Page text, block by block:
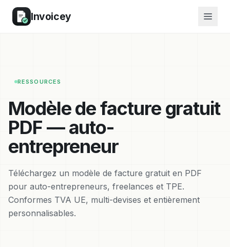
Invoicey
RESSOURCES
Modèle de facture gratuit
PDF — auto-
entrepreneur
Téléchargez un modèle de facture gratuit en PDF
pour auto-entrepreneurs, freelances et TPE.
Conformes TVA UE, multi-devises et entièrement
personnalisables.